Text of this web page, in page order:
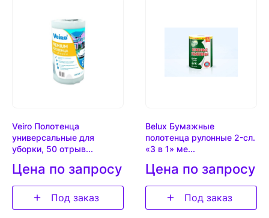
Veiro Полотенца
универсальные для
уборки, 50 отрыв...
Цена по запросу
Под заказ
Belux Бумажные
полотенца рулонные 2-сл.
«3 в 1» ме...
Цена по запросу
Под заказ